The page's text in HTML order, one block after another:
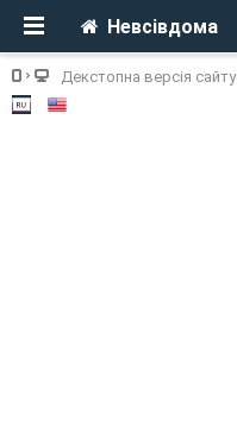
Невсівдома
Декстопна версія сайту